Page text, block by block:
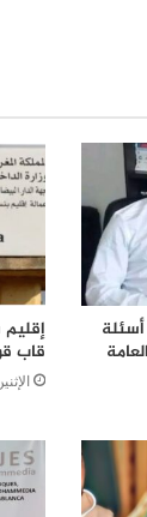
أسئلة
قاب
الإثنين 26 يناير